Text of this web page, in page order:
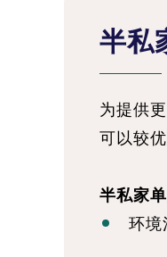
半私
为提供
可以较
半私家
环境